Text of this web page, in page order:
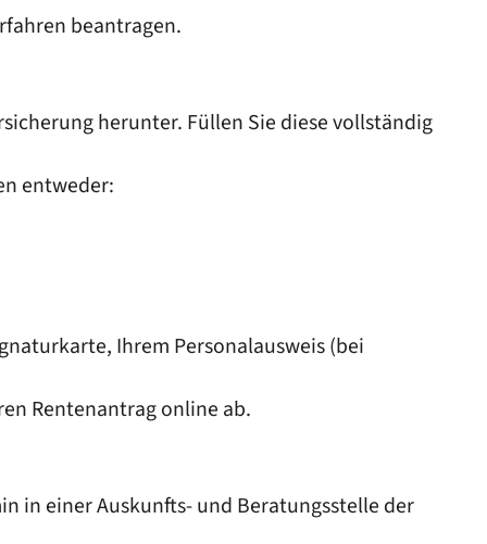
beantragen.
herunter. Füllen Sie diese vollständig
entweder:
Ihrem Personalausweis (bei
Rentenantrag online ab.
in einer Auskunfts- und Beratungsstelle der